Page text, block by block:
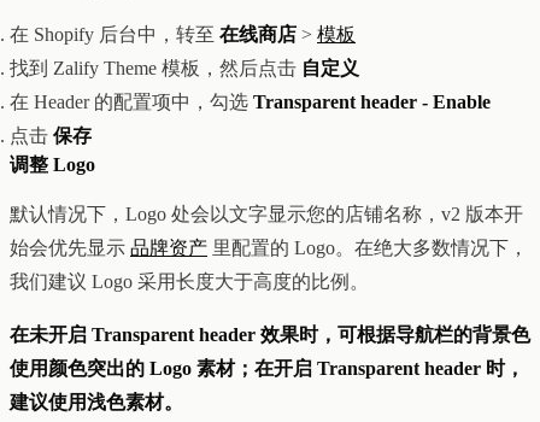
帮助
在 Shopify 后台中，转至 在线商店 > 模板
找到 Zalify Theme 模板，然后点击 自定义
在 Header 的配置项中，勾选 Transparent header - Enable
点击 保存
调整 Logo
默认情况下，Logo 处会以文字显示您的店铺名称，v2 版本开
始会优先显示 品牌资产 里配置的 Logo。在绝大多数情况下，
我们建议 Logo 采用长度大于高度的比例。
在未开启 Transparent header 效果时，可根据导航栏的背景色
使用颜色突出的 Logo 素材；在开启 Transparent header 时，
建议使用浅色素材。